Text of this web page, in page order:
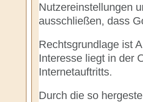
Nutzereinstellungen
ausschließen, dass
Rechtsgrundlage ist
Interesse liegt in der
Internetauftritts.
Durch die so